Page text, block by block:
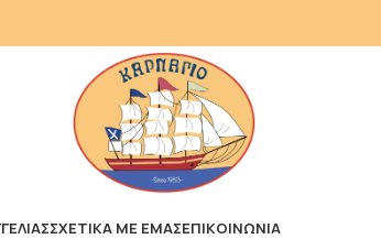
ΣΧΕΤΙΚΑ ΜΕ ΕΜΑΣΕΠΙΚΟΙΝΩΝΙΑ